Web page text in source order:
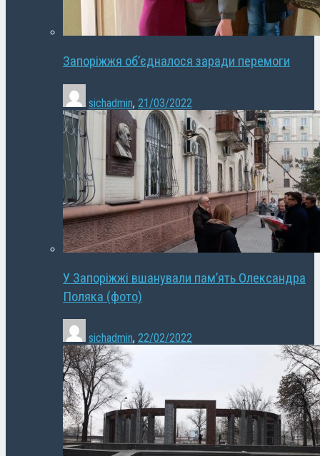
Запоріжжя об’єдналося заради перемоги
sichadmin, 21/03/2022
У Запоріжжі вшанували пам’ять Олександра
Поляка (фото)
sichadmin, 22/02/2022